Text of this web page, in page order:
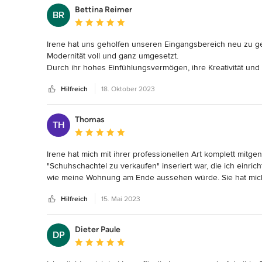
soweit ist. Dankeschön!!!
BR
Bettina Reimer
Durchschnittliche Bewertung: 5 von 5 Sternen
Irene hat uns geholfen unseren Eingangsbereich neu zu
Modernität voll und ganz umgesetzt.
Durch ihr hohes Einfühlungsvermögen, ihre Kreativität
Auch für unser Wohnzimmer gab Sie uns wertvolle Tipps.
Wandfarbe ist auch hier ein harmonischer Raum zum
Wir sind uns sicher, dass sich Irene wieder etwas
Wir können Irene zu 100% weiterempfehlen.
Hilfreich 18. Oktober 2023
TH
Thomas
Durchschnittliche Bewertung: 5 von 5 Sternen
Irene hat mich mit ihrer professionellen Art komplett
"Schuhschachtel zu verkaufen" inseriert war, die ich
wie meine Wohnung am Ende aussehen würde. Sie hat
zusammenpasst. Die Komplettrenovierung meines
berücksichtigt werden und Irene hat das wunderbar
Inneneinrichterin wärmstens empfehlen.
Hilfreich 15. Mai 2023
DP
Dieter Paule
Durchschnittliche Bewertung: 5 von 5 Sternen